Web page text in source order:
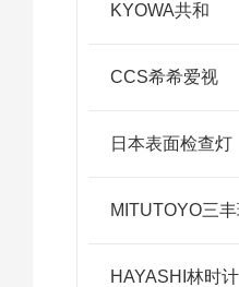
KYOWA共和
CCS希希爱视
日本表面检查灯
MITUTOYO三
HAYASHI林时计